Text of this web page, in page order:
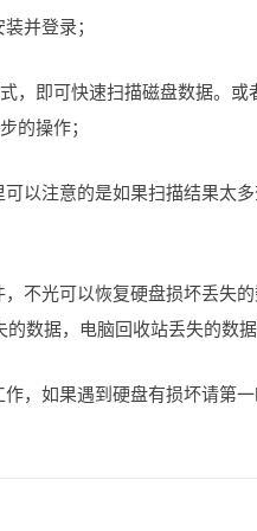
并登录；
，即可快速扫描磁盘数据。
的操作；
以注意的是如果扫描结果太
不光可以恢复硬盘损坏丢失
数据，电脑回收站丢失的数据
，如果遇到硬盘有损坏请第